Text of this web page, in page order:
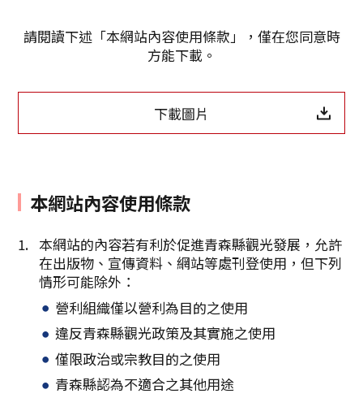
請閱讀下述「本網站內容使用條款」，僅在您同意時
方能下載。
下載圖片
本網站內容使用條款
本網站的內容若有利於促進青森縣觀光發展，允許
在出版物、宣傳資料、網站等處刊登使用，但下列
情形可能除外：
營利組織僅以營利為目的之使用
違反青森縣觀光政策及其實施之使用
僅限政治或宗教目的之使用
青森縣認為不適合之其他用途
Twitter分享